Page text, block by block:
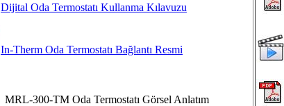
Dijital Oda Termostatı Kullanma Kılavuzu
In-Therm Oda Termostatı Bağlantı Resmi
MRL-300-TM Oda Termostatı Görsel Anlatım